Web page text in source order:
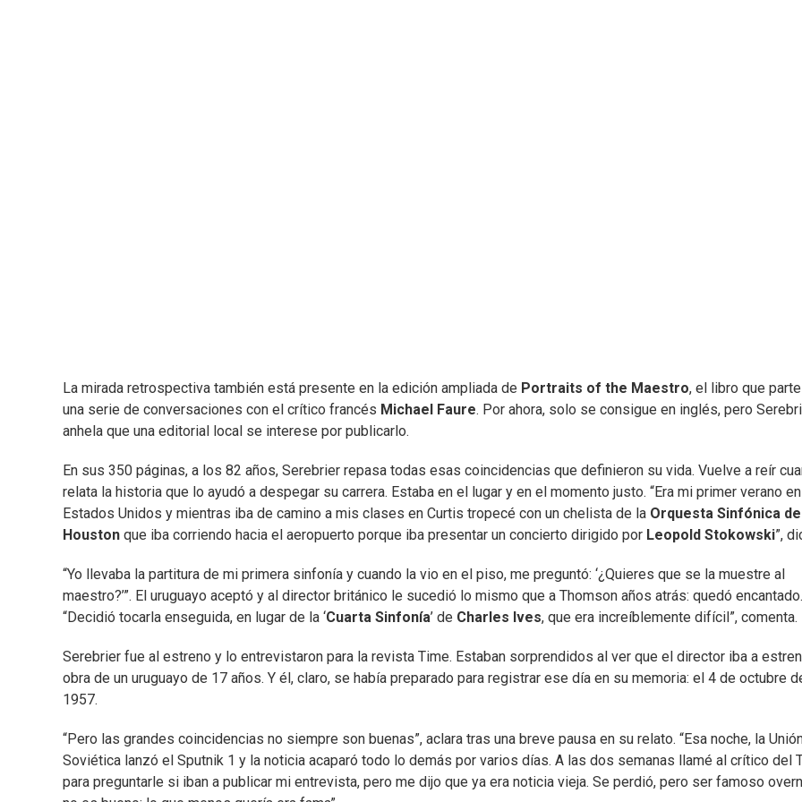
La mirada retrospectiva también está presente en la edición ampliada de Portraits of the Maestro, el libro que
una serie de conversaciones con el crítico francés Michael Faure. Por ahora, solo se consigue en inglés, pero
anhela que una editorial local se interese por publicarlo.
En sus 350 páginas, a los 82 años, Serebrier repasa todas esas coincidencias que definieron su vida. Vuelve a reír
relata la historia que lo ayudó a despegar su carrera. Estaba en el lugar y en el momento justo. “Era mi primer verano en
Estados Unidos y mientras iba de camino a mis clases en Curtis tropecé con un chelista de la Orquesta Sinfónica de
Houston que iba corriendo hacia el aeropuerto porque iba presentar un concierto dirigido por Leopold Stokowski”,
“Yo llevaba la partitura de mi primera sinfonía y cuando la vio en el piso, me preguntó: ‘¿Quieres que se la muestre al
maestro?’”. El uruguayo aceptó y al director británico le sucedió lo mismo que a Thomson años atrás: quedó encantado.
“Decidió tocarla enseguida, en lugar de la ‘Cuarta Sinfonía’ de Charles Ives, que era increíblemente difícil”, comenta.
Serebrier fue al estreno y lo entrevistaron para la revista Time. Estaban sorprendidos al ver que el director iba a
obra de un uruguayo de 17 años. Y él, claro, se había preparado para registrar ese día en su memoria: el 4 de octubre
1957.
“Pero las grandes coincidencias no siempre son buenas”, aclara tras una breve pausa en su relato. “Esa noche, la
Soviética lanzó el Sputnik 1 y la noticia acaparó todo lo demás por varios días. A las dos semanas llamé al crítico del
para preguntarle si iban a publicar mi entrevista, pero me dijo que ya era noticia vieja. Se perdió, pero ser famoso